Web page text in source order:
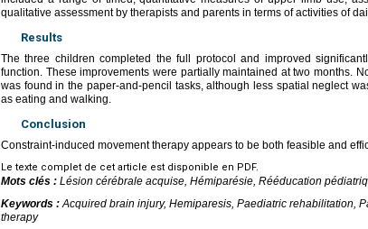
qualitative assessment by therapists and parents in terms of activities of
Results
The three children completed the full protocol and improved
function. These improvements were partially maintained at two months.
was found in the paper-and-pencil tasks, although less spatial neglect
as eating and walking.
Conclusion
Constraint-induced movement therapy appears to be both feasible and
Le texte complet de cet article est disponible en PDF.
Mots clés : Lésion cérébrale acquise, Hémiparésie, Rééducation
Keywords : Acquired brain injury, Hemiparesis, Paediatric rehabilitation,
therapy